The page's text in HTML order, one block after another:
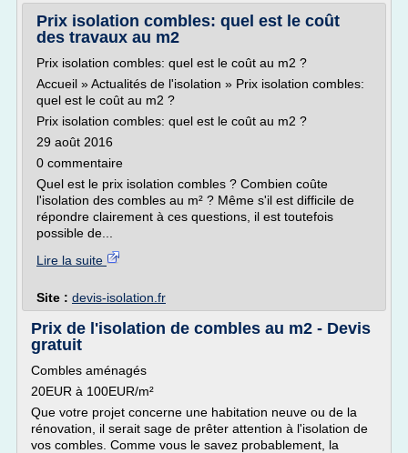
Prix isolation combles: quel est le coût
des travaux au m2
Prix isolation combles: quel est le coût au m2 ?
Accueil » Actualités de l'isolation » Prix isolation combles:
quel est le coût au m2 ?
Prix isolation combles: quel est le coût au m2 ?
29 août 2016
0 commentaire
Quel est le prix isolation combles ? Combien coûte
l'isolation des combles au m² ? Même s'il est difficile de
répondre clairement à ces questions, il est toutefois
possible de...
Lire la suite
Site : devis-isolation.fr
Prix de l'isolation de combles au m2 - Devis
gratuit
Combles aménagés
20EUR à 100EUR/m²
Que votre projet concerne une habitation neuve ou de la
rénovation, il serait sage de prêter attention à l'isolation de
vos combles. Comme vous le savez probablement, la